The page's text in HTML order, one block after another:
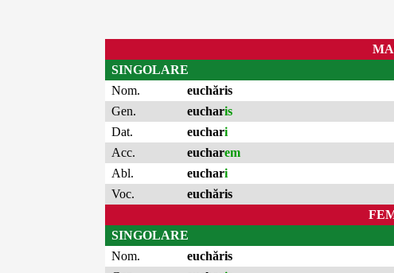
SINGOLARE
Nom.
euchăris
Gen.
eucharis
Dat.
euchari
Acc.
eucharem
Abl.
euchari
Voc.
euchăris
SINGOLARE
Nom.
euchăris